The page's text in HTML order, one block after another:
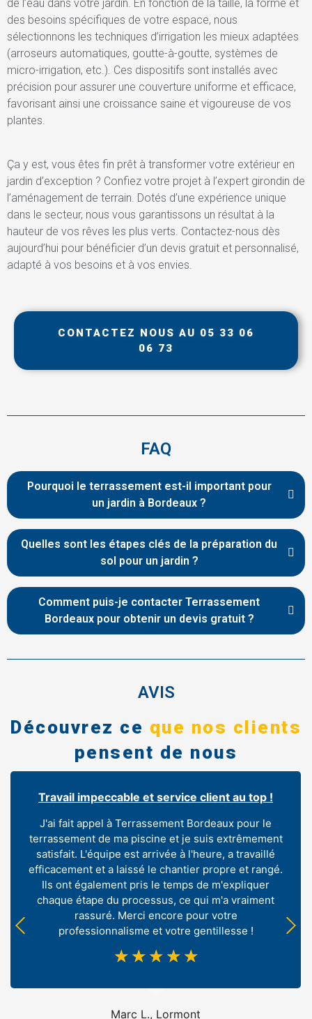
de l’eau dans votre jardin. En fonction de la taille, la forme et
des besoins spécifiques de votre espace, nous
sélectionnons les techniques d’irrigation les mieux adaptées
(arroseurs automatiques, goutte-à-goutte, systèmes de
micro-irrigation, etc.). Ces dispositifs sont installés avec
précision pour assurer une couverture uniforme et efficace,
favorisant ainsi une croissance saine et vigoureuse de vos
plantes.
Ça y est, vous êtes fin prêt à transformer votre extérieur en
jardin d’exception ? Confiez votre projet à l’expert girondin de
l’aménagement de terrain. Dotés d’une expérience unique
dans le secteur, nous vous garantissons un résultat à la
hauteur de vos rêves les plus verts. Contactez-nous dès
aujourd’hui pour bénéficier d’un devis gratuit et personnalisé,
adapté à vos besoins et à vos envies.
CONTACTEZ NOUS AU 05 33 06
06 73
FAQ
Pourquoi le terrassement est-il important pour
un jardin à Bordeaux ?
Quelles sont les étapes clés de la préparation du
sol pour un jardin ?
Comment puis-je contacter Terrassement
Bordeaux pour obtenir un devis gratuit ?
AVIS
Découvrez ce que nos clients
pensent de nous
Marc L., Lormont
Travail impeccable et service client au top !
J'ai fait appel à Terrassement Bordeaux pour le
terrassement de ma piscine et je suis extrêmement
satisfait. L'équipe est arrivée à l'heure, a travaillé
efficacement et a laissé le chantier propre et rangé.
Ils ont également pris le temps de m'expliquer
chaque étape du processus, ce qui m'a vraiment
rassuré. Merci encore pour votre
professionnalisme et votre gentillesse !
☆ ☆ ☆ ☆ ☆